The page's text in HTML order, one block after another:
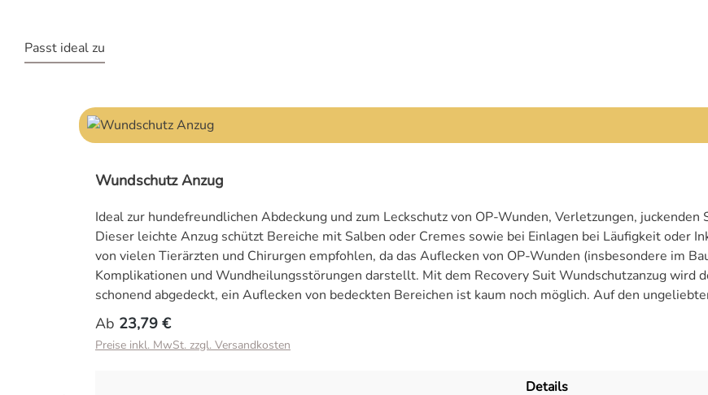
Passt ideal zu
Wundschutz Anzug
Ideal zur hundefreundlichen Abdeckung und zum Leckschutz von OP-Wunden, Verletzungen,
Dieser leichte Anzug schützt Bereiche mit Salben oder Cremes sowie bei Einlagen bei Läufigkeit oder
von vielen Tierärzten und Chirurgen empfohlen, da das Auflecken von OP-Wunden (insbesondere im
Komplikationen und Wundheilungsstörungen darstellt. Mit dem Recovery Suit Wundschutzanzug wird
schonend abgedeckt, ein Auflecken von bedeckten Bereichen ist kaum noch möglich. Auf den
werden. Das kann der Recovery Suit: Er schützt Wunden, Hot Spots, Hauterkrankungen und vieles mehr Die Wunde wird sauber und trocken gehalten Die
Genesung wird so schneller und komfortabler Betroffene Hunde können sich wesentlich freier
selbst, vor anderen TIeren und Kindern geschützt Keine Blutflecken oder Wundflüssigkeit mehr im
Regulärer Preis:
Ab 23,79 €
Preise inkl. MwSt. zzgl. Versandkosten
Details